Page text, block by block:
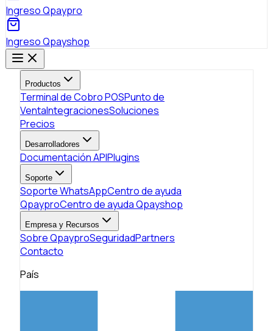
Ingreso Qpaypro
Ingreso Qpayshop
Productos
Terminal de Cobro POSPunto de
VentaIntegracionesSoluciones
Precios
Desarrolladores
Documentación APIPlugins
Soporte
Soporte WhatsAppCentro de ayuda
QpayproCentro de ayuda Qpayshop
Empresa y Recursos
Sobre QpayproSeguridadPartners
Contacto
País